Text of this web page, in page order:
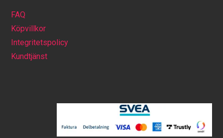
FAQ
Köpvillkor
Integritetspolicy
Kundtjänst